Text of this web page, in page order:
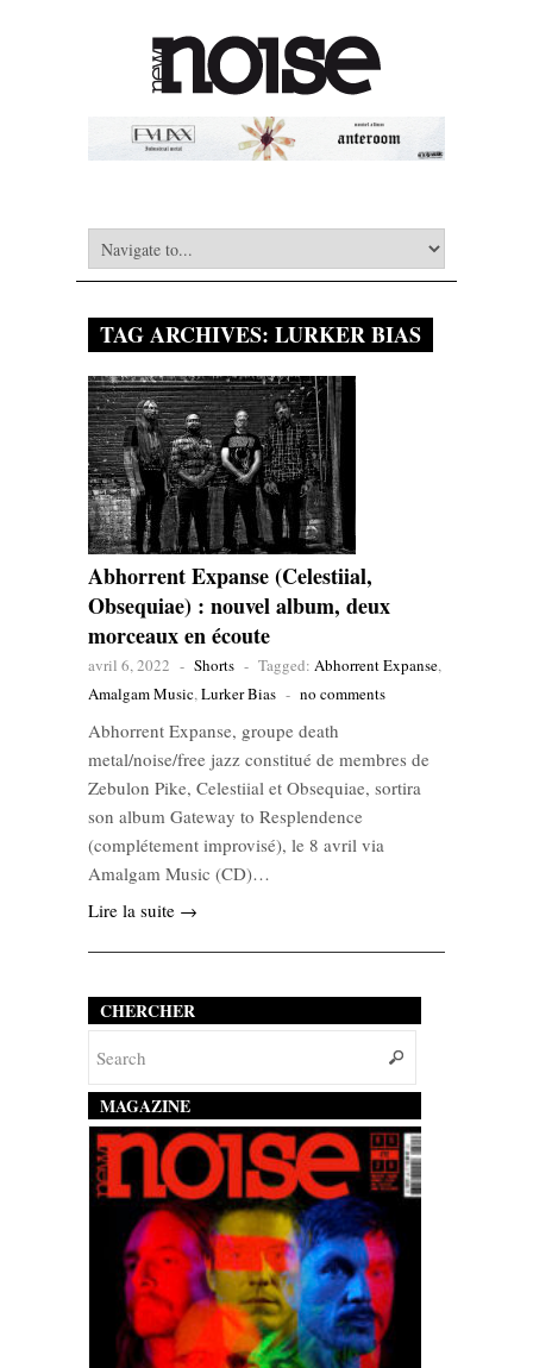
TAG ARCHIVES: LURKER BIAS
Abhorrent Expanse (Celestiial,
Obsequiae) : nouvel album, deux
morceaux en écoute
avril 6, 2022 - Shorts - Tagged: Abhorrent Expanse,
Amalgam Music,Lurker Bias - no comments
Abhorrent Expanse, groupe death
metal/noise/free jazz constitué de membres de
Zebulon Pike, Celestiial et Obsequiae, sortira
son album Gateway to Resplendence
(complétement improvisé), le 8 avril via
Amalgam Music (CD)…
Lire la suite →
CHERCHER
MAGAZINE